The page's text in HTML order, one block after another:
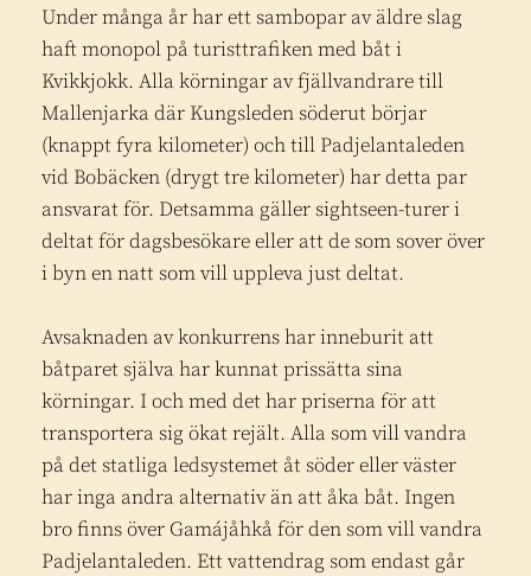
Under många år har ett sambopar av äldre slag
haft monopol på turisttrafiken med båt i
Kvikkjokk. Alla körningar av fjällvandrare till
Mallenjarka där Kungsleden söderut börjar
(knappt fyra kilometer) och till Padjelantaleden
vid Bobäcken (drygt tre kilometer) har detta par
ansvarat för. Detsamma gäller sightseen-turer i
deltat för dagsbesökare eller att de som sover över
i byn en natt som vill uppleva just deltat.
Avsaknaden av konkurrens har inneburit att
båtparet själva har kunnat prissätta sina
körningar. I och med det har priserna för att
transportera sig ökat rejält. Alla som vill vandra
på det statliga ledsystemet åt söder eller väster
har inga andra alternativ än att åka båt. Ingen
bro finns över Gamájåhkå för den som vill vandra
Padjelantaleden. Ett vattendrag som endast går